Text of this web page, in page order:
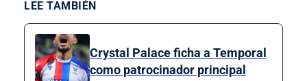
LEE TAMBIÉN
Crystal Palace ficha a Temporal
como patrocinador principal